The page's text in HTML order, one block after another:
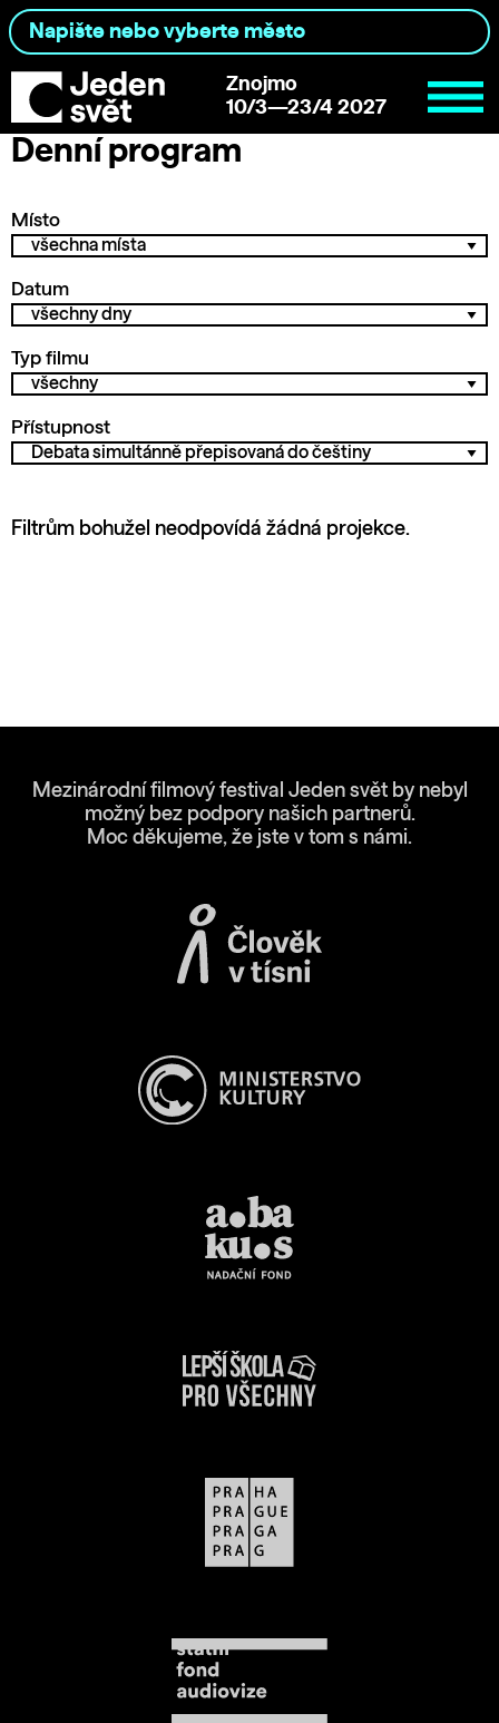
Znojmo
10/3—23/4 2027
Denní program
Místo
Datum
Typ filmu
Přístupnost
Filtrům bohužel neodpovídá žádná projekce.
Mezinárodní filmový festival Jeden svět by nebyl
možný bez podpory našich partnerů.
Moc děkujeme, že jste v tom s námi.